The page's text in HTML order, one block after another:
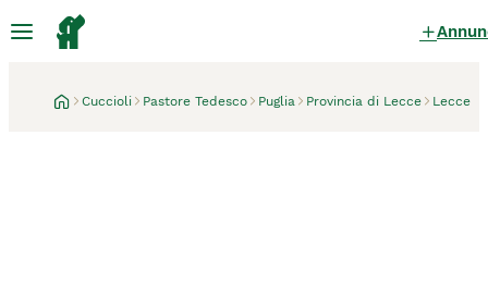
Cuccioli Pastore Tedesco Puglia Provincia di Lecce Lecce